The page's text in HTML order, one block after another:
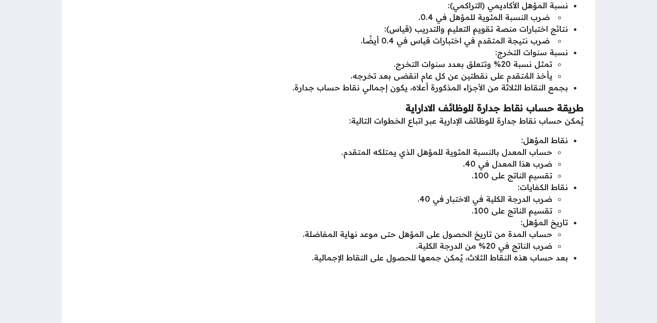
نسبة المؤهل الأكاديمي (التراكمي):
ضرب النسبة المئوية للمؤهل في 0.4.
نتائج اختبارات منصة تقويم التعليم والتدريب (قياس):
ضرب نتيجة المتقدم في اختبارات قياس في 0.4 أيضًا.
نسبة سنوات التخرج:
تمثل نسبة 20% وتتعلق بعدد سنوات التخرج.
يأخذ المُتقدم على نقطتين عن كل عام انقضى بعد تخرجه.
بجمع النقاط الثلاثة من الأجزاء المذكورة أعلاه، يكون إجمالي نقاط حساب جدارة.
طريقة حساب نقاط جدارة للوظائف الاداراية
يُمكن حساب نقاط جدارة للوظائف الإدارية عبر اتباع الخطوات التالية:
نقاط المؤهل:
حساب المعدل بالنسبة المئوية للمؤهل الذي يمتلكه المتقدم.
ضرب هذا المعدل في 40.
تقسيم الناتج على 100.
نقاط الكفايات:
ضرب الدرجة الكلية في الاختبار في 40.
تقسيم الناتج على 100.
تاريخ المؤهل:
حساب المدة من تاريخ الحصول على المؤهل حتى موعد نهاية المفاضلة.
ضرب الناتج في 20% من الدرجة الكلية.
بعد حساب هذه النقاط الثلاث، يُمكن جمعها للحصول على النقاط الإجمالية.